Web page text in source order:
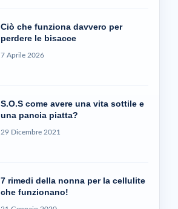
Ciò che funziona davvero per
perdere le bisacce
7 Aprile 2026
S.O.S come avere una vita sottile e
una pancia piatta?
29 Dicembre 2021
7 rimedi della nonna per la cellulite
che funzionano!